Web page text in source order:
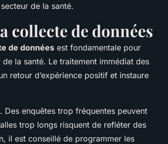
de la santé.
collecte de données
de données est fondamentale pour
de la santé. Le traitement immédiat des
retour d’expérience positif et instaure
enquêtes trop fréquentes peuvent
trop longs risquent de refléter des
il est conseillé de programmer les